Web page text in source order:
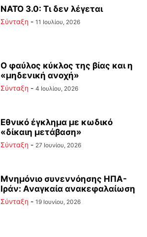
ΝΑΤΟ 3.0: Τι δεν λέγεται
Σύνταξη - 11 Ιουλίου, 2026
Ο φαύλος κύκλος της βίας και η
«μηδενική ανοχή»
Σύνταξη - 4 Ιουλίου, 2026
Εθνικό έγκλημα με κωδικό
«δίκαιη μετάβαση»
Σύνταξη - 27 Ιουνίου, 2026
Μνημόνιο συνεννόησης ΗΠΑ-
Ιράν: Αναγκαία ανακεφαλαίωση
Σύνταξη - 19 Ιουνίου, 2026